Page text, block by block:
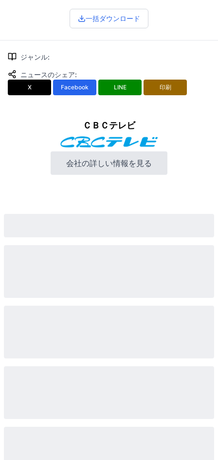
一括ダウンロード
ジャンル:
ニュースのシェア:
X Facebook LINE 印刷
ＣＢＣテレビ
会社の詳しい情報を見る